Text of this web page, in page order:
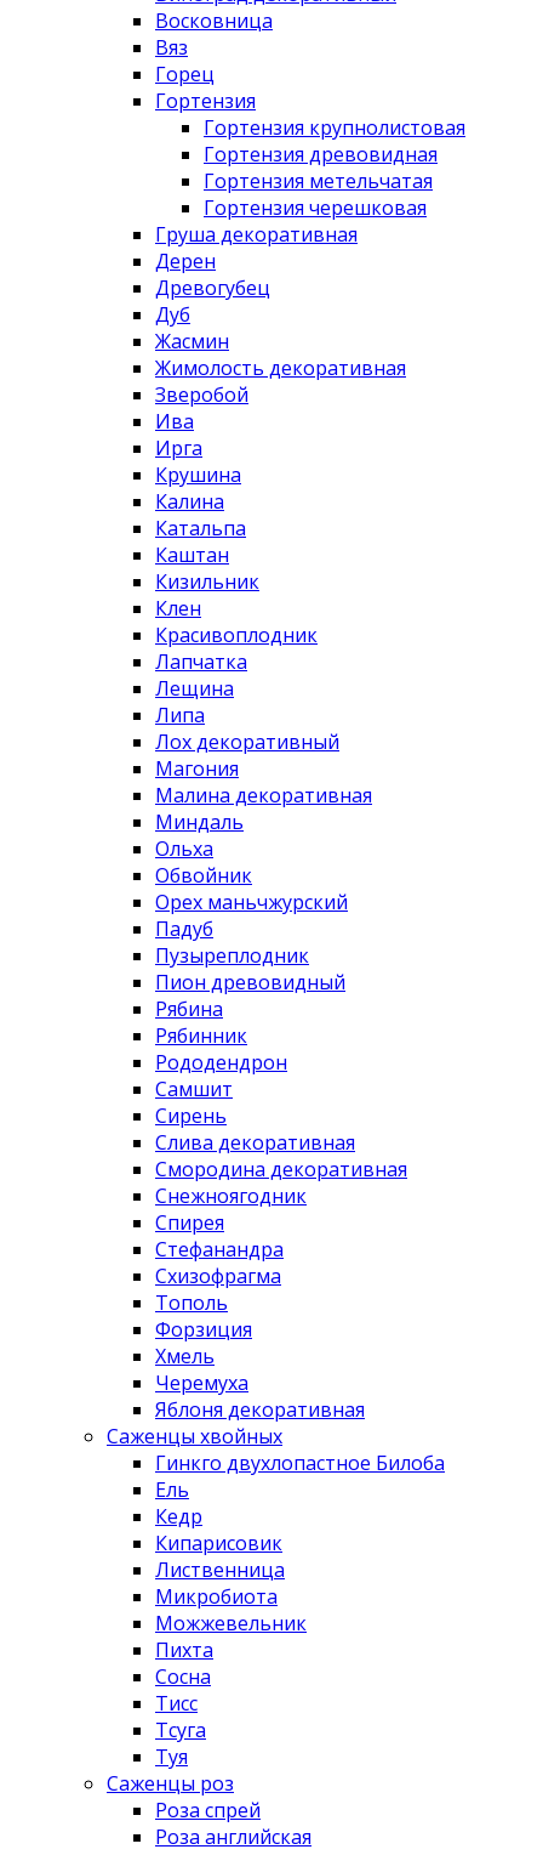
Восковница
Вяз
Горец
Гортензия
Гортензия крупнолистовая
Гортензия древовидная
Гортензия метельчатая
Гортензия черешковая
Груша декоративная
Дерен
Древогубец
Дуб
Жасмин
Жимолость декоративная
Зверобой
Ива
Ирга
Крушина
Калина
Катальпа
Каштан
Кизильник
Клен
Красивоплодник
Лапчатка
Лещина
Липа
Лох декоративный
Магония
Малина декоративная
Миндаль
Ольха
Обвойник
Орех маньчжурский
Падуб
Пузыреплодник
Пион древовидный
Рябина
Рябинник
Рододендрон
Самшит
Сирень
Слива декоративная
Смородина декоративная
Снежноягодник
Спирея
Стефанандра
Схизофрагма
Тополь
Форзиция
Хмель
Черемуха
Яблоня декоративная
Саженцы хвойных
Гинкго двухлопастное Билоба
Ель
Кедр
Кипарисовик
Лиственница
Микробиота
Можжевельник
Пихта
Сосна
Тисс
Тсуга
Туя
Саженцы роз
Роза спрей
Роза английская